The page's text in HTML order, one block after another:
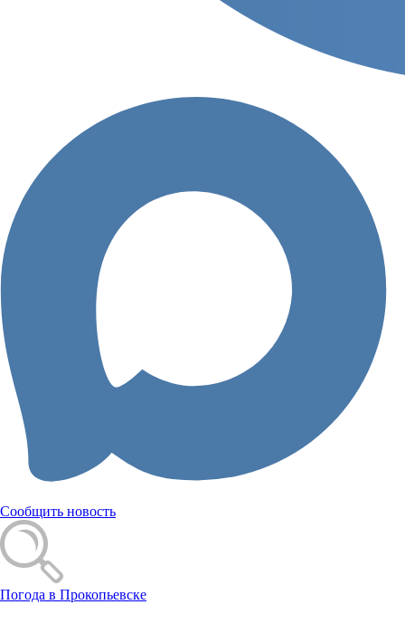
Сообщить новость
Погода в Прокопьевске